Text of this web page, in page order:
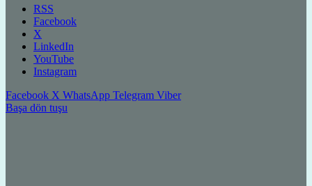
RSS
Facebook
X
LinkedIn
YouTube
Instagram
Facebook X WhatsApp Telegram Viber
Başa dön tuşu